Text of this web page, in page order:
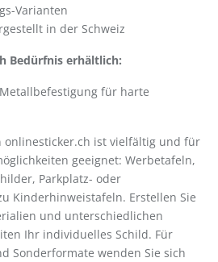
Varianten
in der Schweiz
Bedürfnis erhältlich:
für harte
onlinesticker.ch ist vielfältig und für
geeignet: Werbetafeln,
Parkplatz- oder
Kinderhinweistafeln. Erstellen Sie
und unterschiedlichen
Ihr individuelles Schild. Für
Sonderformate wenden Sie sich